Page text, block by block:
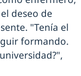
deseo de
"Tenía el
formando.